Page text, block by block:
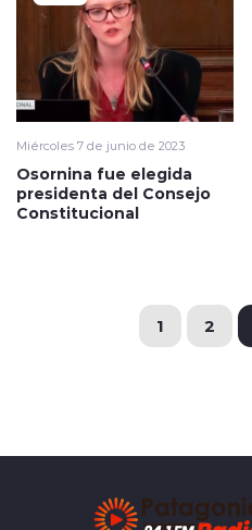
Miércoles 7 de junio de 2023
Osornina fue elegida
presidenta del Consejo
Constitucional
1 2